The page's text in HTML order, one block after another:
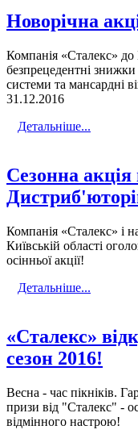
Новорічна
Компанія «Сталекс»
безпрецедентні
системи та мансардні
31.12.2016
Детальніше...
Сезонна акція
Компанія «Сталекс» і
Київській області
осінньої акції!
Детальніше...
«Сталекс»
сезон 2016!
Весна - час пікніків.
призи від "Сталекс" -
відмінного настрою!